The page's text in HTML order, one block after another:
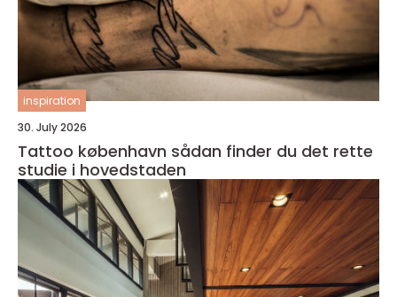
inspiration
30. July 2026
Tattoo københavn sådan finder du det rette
studie i hovedstaden